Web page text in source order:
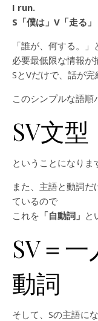
I run.
S「僕は」V「走る」
「誰が、何する。」
必要最低限な情報が
SとVだけで、話が完
このシンプルな語順
SV文型
ということになりま
また、主語と動詞
ているので
これを 「自動詞」 と
SV＝
動詞
そして、Sの主語に